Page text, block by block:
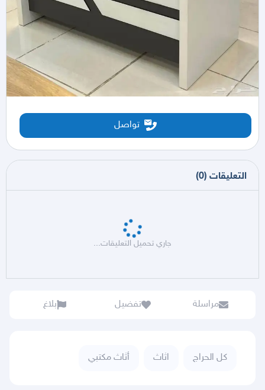
تواصل
التعليقات (
0
)
جاري تحميل التعليقات...
مراسلة تفضيل بلاغ
كل الحراج اثاث أثاث مكتبي